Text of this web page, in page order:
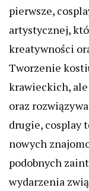
pierwsze,
artystycznej,
kreatywności
Tworzenie
krawieckich,
oraz
drugie, cosplay
nowych
podobnych
wydarzenia